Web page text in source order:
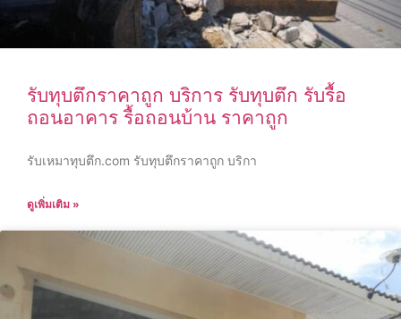
รับทุบตึกราคาถูก บริการ รับทุบตึก รับรื้อ
ถอนอาคาร รื้อถอนบ้าน ราคาถูก
รับเหมาทุบตึก.com รับทุบตึกราคาถูก บริกา
ดูเพิ่มเติม »